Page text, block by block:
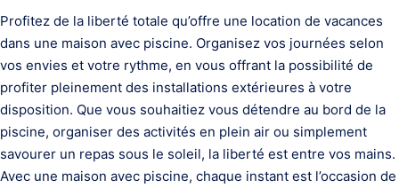
Profitez de la liberté totale qu’offre une location de vacances
dans une maison avec piscine. Organisez vos journées selon
vos envies et votre rythme, en vous offrant la possibilité de
profiter pleinement des installations extérieures à votre
disposition. Que vous souhaitiez vous détendre au bord de la
piscine, organiser des activités en plein air ou simplement
savourer un repas sous le soleil, la liberté est entre vos mains.
Avec une maison avec piscine, chaque instant est l’occasion de